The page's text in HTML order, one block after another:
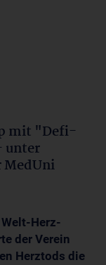
mit "Defi-
unter
MedUni
Herz-
der Verein
Herztods die